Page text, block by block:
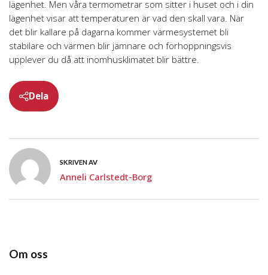
Om oss
lägenhet. Men våra termometrar som sitter i huset och i din
lägenhet visar att temperaturen är vad den skall vara. När
det blir kallare på dagarna kommer värmesystemet bli
stabilare och värmen blir jämnare och förhoppningsvis
upplever du då att inomhusklimatet blir bättre.
Dela
SKRIVEN AV
Anneli Carlstedt-Borg